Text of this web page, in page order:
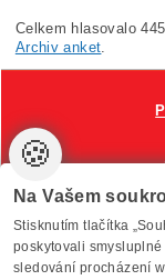
Celkem hlasovalo
Archiv anket.
🍪
Na Vašem
Stisknutím tlačítka
poskytovali
sledování procházení